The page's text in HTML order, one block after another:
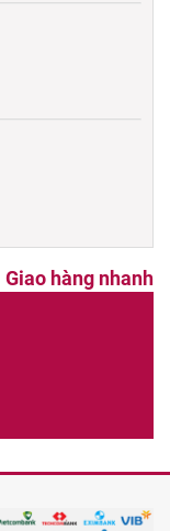
Giao hàng nhanh